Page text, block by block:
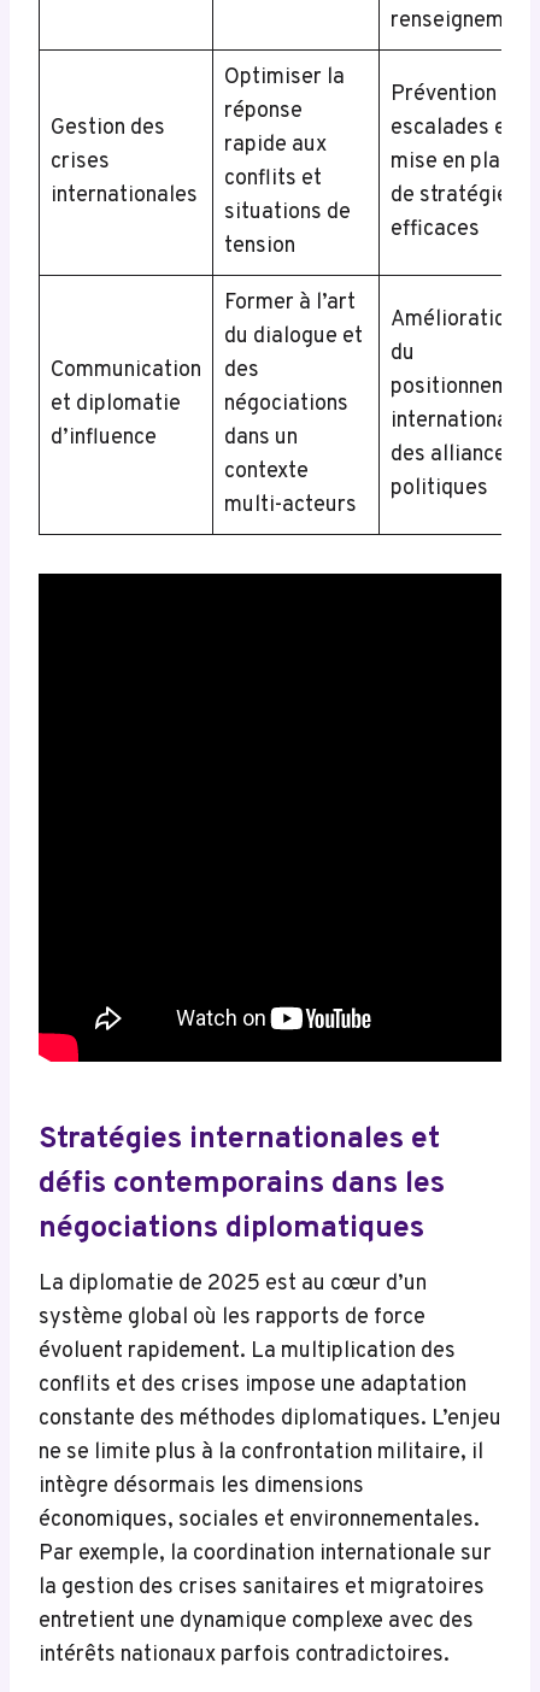
renseignement
Gestion des
crises
internationales
Optimiser la
réponse
rapide aux
conflits et
situations de
tension
Prévention des
escalades et
mise en place
de stratégies
efficaces
Communication
et diplomatie
d’influence
Former à l’art
du dialogue et
des
négociations
dans un
contexte
multi-acteurs
Amélioration
du
positionnement
international et
des alliances
politiques
Stratégies internationales et
défis contemporains dans les
négociations diplomatiques
La diplomatie de 2025 est au cœur d’un
système global où les rapports de force
évoluent rapidement. La multiplication des
conflits et des crises impose une adaptation
constante des méthodes diplomatiques. L’enjeu
ne se limite plus à la confrontation militaire, il
intègre désormais les dimensions
économiques, sociales et environnementales.
Par exemple, la coordination internationale sur
la gestion des crises sanitaires et migratoires
entretient une dynamique complexe avec des
intérêts nationaux parfois contradictoires.